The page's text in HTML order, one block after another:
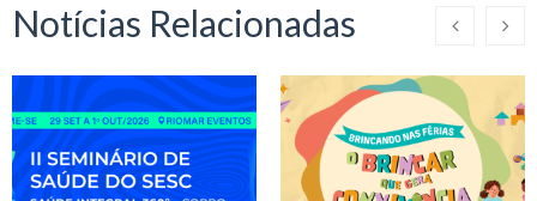
Notícias Relacionadas